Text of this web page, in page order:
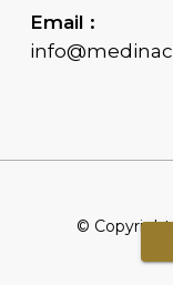
Email :
© Copyright